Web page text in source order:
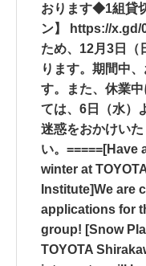
おります◆1組貸
ン】 https://x.gd/
ため、12月3日（
ります。期間中
す。また、休業
ては、6日（水）
迷惑をおかけい
い。
winter at
Institute]We are
applications for
group! [Snow
TOYOTA